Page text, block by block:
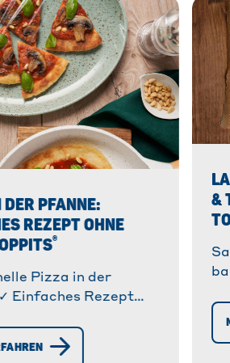
PFANNE:
REZEPT OHNE
®
Pizza in der
Einfaches Rezept
Belag. ✓ Tipps &
deine Pfannenpizza! »
&